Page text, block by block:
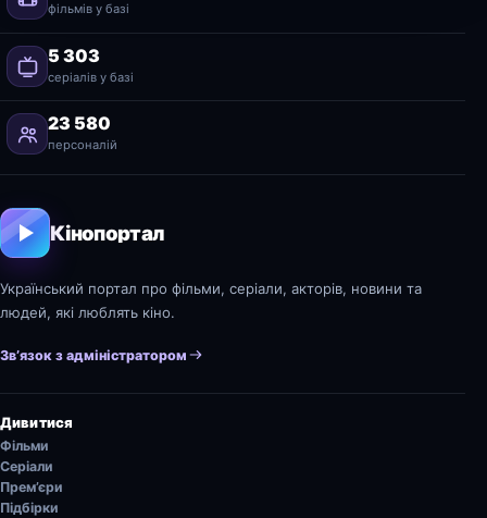
фільмів у базі
5 303
серіалів у базі
23 580
персоналій
Кінопортал
Український портал про фільми, серіали, акторів, новини та
людей, які люблять кіно.
Зв’язок з адміністратором
Дивитися
Фільми
Серіали
Прем’єри
Підбірки